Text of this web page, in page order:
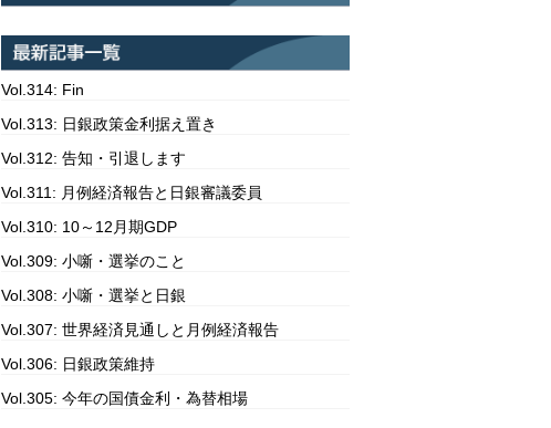
Vol.314: Fin
Vol.313: 日銀政策金利据え置き
Vol.312: 告知・引退します
Vol.311: 月例経済報告と日銀審議委員
Vol.310: 10～12月期GDP
Vol.309: 小噺・選挙のこと
Vol.308: 小噺・選挙と日銀
Vol.307: 世界経済見通しと月例経済報告
Vol.306: 日銀政策維持
Vol.305: 今年の国債金利・為替相場